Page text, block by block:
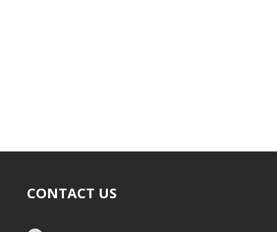
CONTACT US